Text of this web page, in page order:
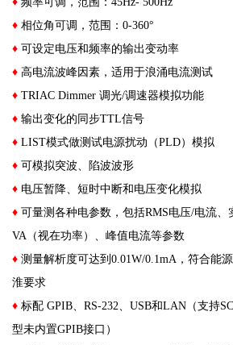
♦相位角可调，范围：0-360°
♦可设定电压和频率的输出变动率
♦高电流波峰因素，适用于浪涌电流测试
♦TRIAC Dimmer 调光/调速器模拟功能
♦输出变化的同步TTL信号
♦LIST模式做测试电源扰动（PLD）模拟
♦可模拟突波、陷波波形
♦ 电压暂降、短时中断和电压变化模拟
♦可量测各种电参数，包括RMS电压/电流、
VA（视在功率）、峰值电流等参数
♦测量解析度可达到0.01W/0.1mA，符合能
淮要求
♦标配 GPIB、RS-232、USB和LAN（支持
型未内置GPIB接口）